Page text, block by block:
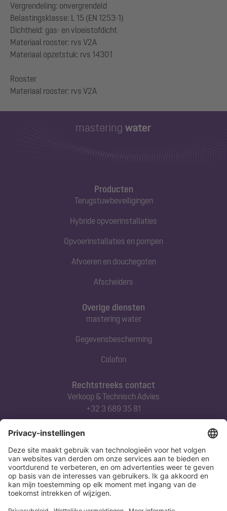
Vergrendeling: onvergrendeld
Belastingsklasse: L 15 (EN 1253-1)
Dichtheid: gas- en vloeistofdicht
Materiaal rooster: rvs V2A
Materiaal opzetstuk: rvs 14301
Rooster
Producten
Terugstuwbeveiligingen
Hybride opvoerinstallaties
Opvoerinstallaties en pompen
Afvoeren en douchegoten
Afscheiders
Rechtstreeks contact
Verkoop & Technisch Advies
+32 3 689 35 81
Abonneert u zich op onze nieuwsbrief
Nu aanmelden
Overige diensten
mastering water
Gegevensbescherming
Colofon